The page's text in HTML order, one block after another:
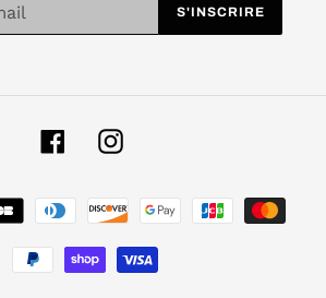
S'INSCRIRE
FacebookInstagram
Moyens
de
paiement